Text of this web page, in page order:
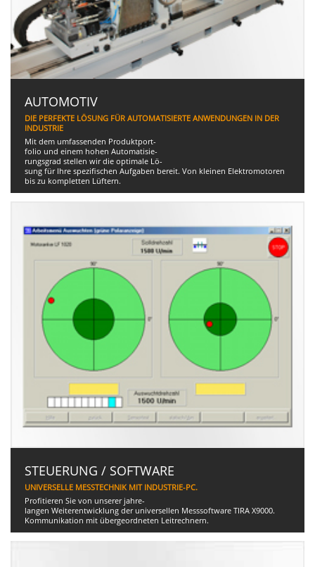
AUTOMOTIV
DIE PERFEKTE LÖSUNG FÜR AUTOMATISIERTE ANWENDUNGEN IN DER
INDUSTRIE
Mit dem umfassenden Produktport-
folio und einem hohen Automatisie-
rungsgrad stellen wir die optimale Lö-
sung für Ihre spezifischen Aufgaben bereit. Von kleinen Elektromotoren
bis zu kompletten Lüftern.
STEUERUNG / SOFTWARE
UNIVERSELLE MESSTECHNIK MIT INDUSTRIE-PC.
Profitieren Sie von unserer jahre-
langen Weiterentwicklung der universellen Messsoftware TIRA X9000.
Kommunikation mit übergeordneten Leitrechnern.